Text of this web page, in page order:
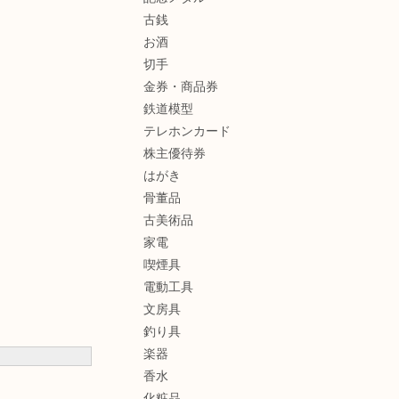
古銭
お酒
切手
金券・商品券
鉄道模型
テレホンカード
株主優待券
はがき
骨董品
古美術品
家電
喫煙具
電動工具
文房具
釣り具
楽器
香水